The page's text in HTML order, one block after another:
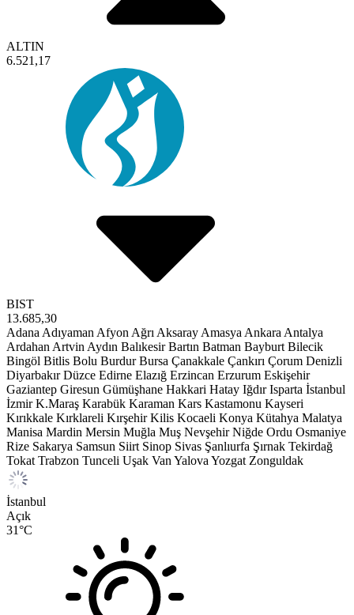
ALTIN
6.521,17
BIST
13.685,30
Adana Adıyaman Afyon Ağrı Aksaray Amasya Ankara Antalya
Ardahan Artvin Aydın Balıkesir Bartın Batman Bayburt Bilecik
Bingöl Bitlis Bolu Burdur Bursa Çanakkale Çankırı Çorum Denizli
Diyarbakır Düzce Edirne Elazığ Erzincan Erzurum Eskişehir
Gaziantep Giresun Gümüşhane Hakkari Hatay Iğdır Isparta İstanbul
İzmir K.Maraş Karabük Karaman Kars Kastamonu Kayseri
Kırıkkale Kırklareli Kırşehir Kilis Kocaeli Konya Kütahya Malatya
Manisa Mardin Mersin Muğla Muş Nevşehir Niğde Ordu Osmaniye
Rize Sakarya Samsun Siirt Sinop Sivas Şanlıurfa Şırnak Tekirdağ
Tokat Trabzon Tunceli Uşak Van Yalova Yozgat Zonguldak
İstanbul
Açık
31°C